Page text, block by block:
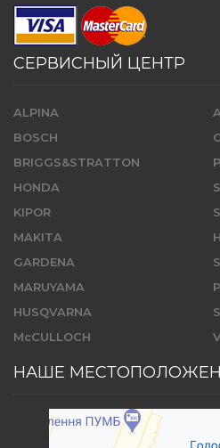
СЕРВИСНЫЙ ЦЕНТР
ALPINA
BOSCH
BRIGGS&STRATTON
HONDA
KIPOR
MAKITA
GARDENA
MARUYAMA
HUSQVARNA
McCULLOCH
НАШЕ